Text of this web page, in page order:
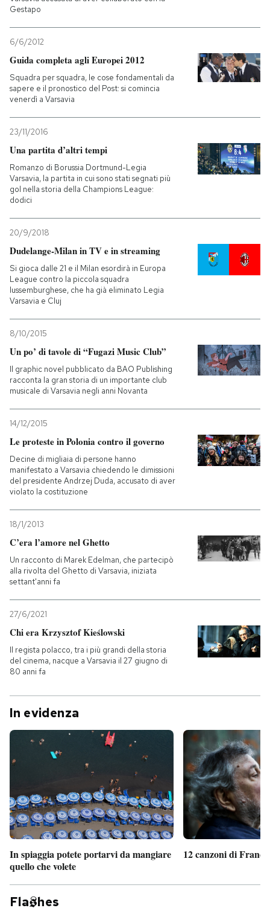
Gestapo
6/6/2012
Guida completa agli Europei 2012
Squadra per squadra, le cose fondamentali da
sapere e il pronostico del Post: si comincia
venerdì a Varsavia
23/11/2016
Una partita d’altri tempi
Romanzo di Borussia Dortmund-Legia
Varsavia, la partita in cui sono stati segnati più
gol nella storia della Champions League:
dodici
20/9/2018
Dudelange-Milan in TV e in streaming
Si gioca dalle 21 e il Milan esordirà in Europa
League contro la piccola squadra
lussemburghese, che ha già eliminato Legia
Varsavia e Cluj
8/10/2015
Un po’ di tavole di “Fugazi Music Club”
Il graphic novel pubblicato da BAO Publishing
racconta la gran storia di un importante club
musicale di Varsavia negli anni Novanta
14/12/2015
Le proteste in Polonia contro il governo
Decine di migliaia di persone hanno
manifestato a Varsavia chiedendo le dimissioni
del presidente Andrzej Duda, accusato di aver
violato la costituzione
18/1/2013
C’era l’amore nel Ghetto
Un racconto di Marek Edelman, che partecipò
alla rivolta del Ghetto di Varsavia, iniziata
settant'anni fa
27/6/2021
Chi era Krzysztof Kieślowski
Il regista polacco, tra i più grandi della storia
del cinema, nacque a Varsavia il 27 giugno di
80 anni fa
In evidenza
In spiaggia potete portarvi da mangiare
quello che volete
12 canzoni di
Fla hes